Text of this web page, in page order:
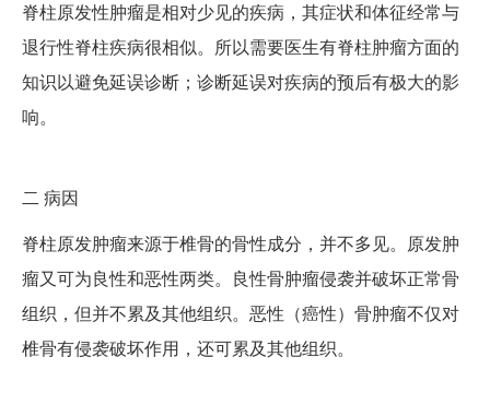
脊柱原发性肿瘤是相对少见的疾病，其症状和体征经常与
退行性脊柱疾病很相似。所以需要医生有脊柱肿瘤方面的
知识以避免延误诊断；诊断延误对疾病的预后有极大的影
响。
二 病因
脊柱原发肿瘤来源于椎骨的骨性成分，并不多见。原发肿
瘤又可为良性和恶性两类。良性骨肿瘤侵袭并破坏正常骨
组织，但并不累及其他组织。恶性（癌性）骨肿瘤不仅对
椎骨有侵袭破坏作用，还可累及其他组织。